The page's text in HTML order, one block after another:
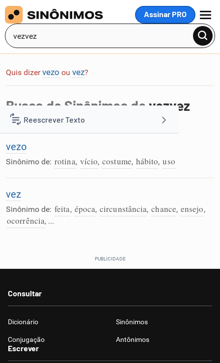
Assinar PRO
MENU
Reescrever Texto
Resumir Texto
Humanizador de IA
Caça-palavras
Quis dizer vezo ou vez?
Busca de Sinônimos de vezvez
Foram encontradas 2 palavras na busca por vezvez:
vezo
Sinônimo de: rotina, vício, costume, hábito, uso
vez
Sinônimo de: feita, época, circunstância, chance, ensejo,
ocorrência, ...
Consultar
Dicionário Sinônimos
Conjugação Antônimos
Escrever